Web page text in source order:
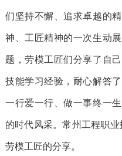
们坚持不懈、追求卓越的
神、工匠精神的一次生动
题，劳模工匠们分享了自
技能学习经验，耐心解答
一行爱一行、做一事终一
的时代风采。常州工程职
劳模工匠的分享。